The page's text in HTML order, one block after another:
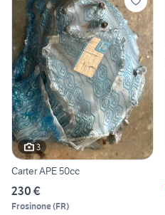
3
Carter APE 50cc
230 €
Frosinone(FR)